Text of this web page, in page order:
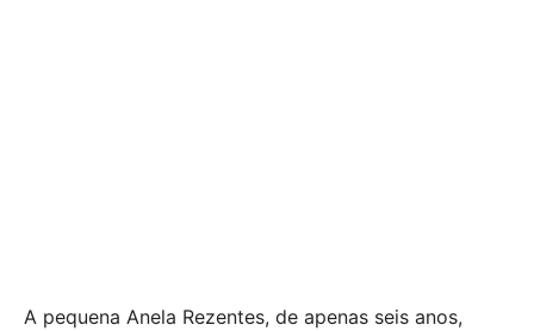
A pequena Anela Rezentes, de apenas seis anos,